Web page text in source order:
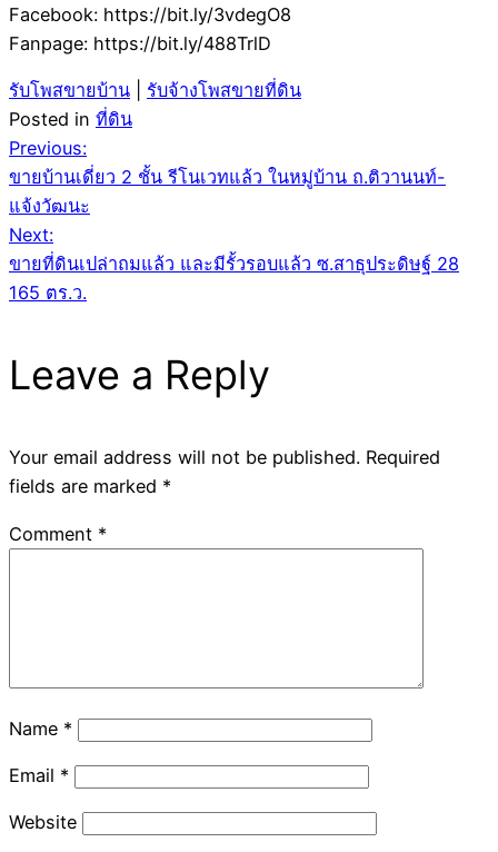
Facebook: https://bit.ly/3vdegO8
Fanpage: https://bit.ly/488TrlD
รับโพสขายบ้าน
รับจ้างโพสขายที่ดิน
Posted in ที่ดิน
Post
navigation
Previous:
ขายบ้านเดี่ยว 2 ชั้น รีโนเวทแล้ว ในหมู่บ้าน ถ.ติวานนท์-
แจ้งวัฒนะ
Next:
ขายที่ดินเปล่าถมแล้ว และมีรั้วรอบแล้ว ซ.สาธุประดิษฐ์ 28
165 ตร.ว.
Leave a Reply
Your email address will not be published. Required
fields are marked *
Comment *
Name *
Email *
Website